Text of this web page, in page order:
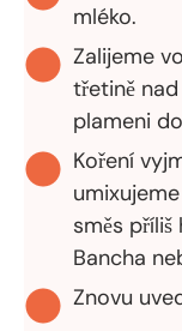
mléko.
Zalijeme
třetině
plameni
Koření
směs
Bancha
Znovu